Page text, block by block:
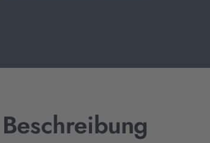
Beschreibung